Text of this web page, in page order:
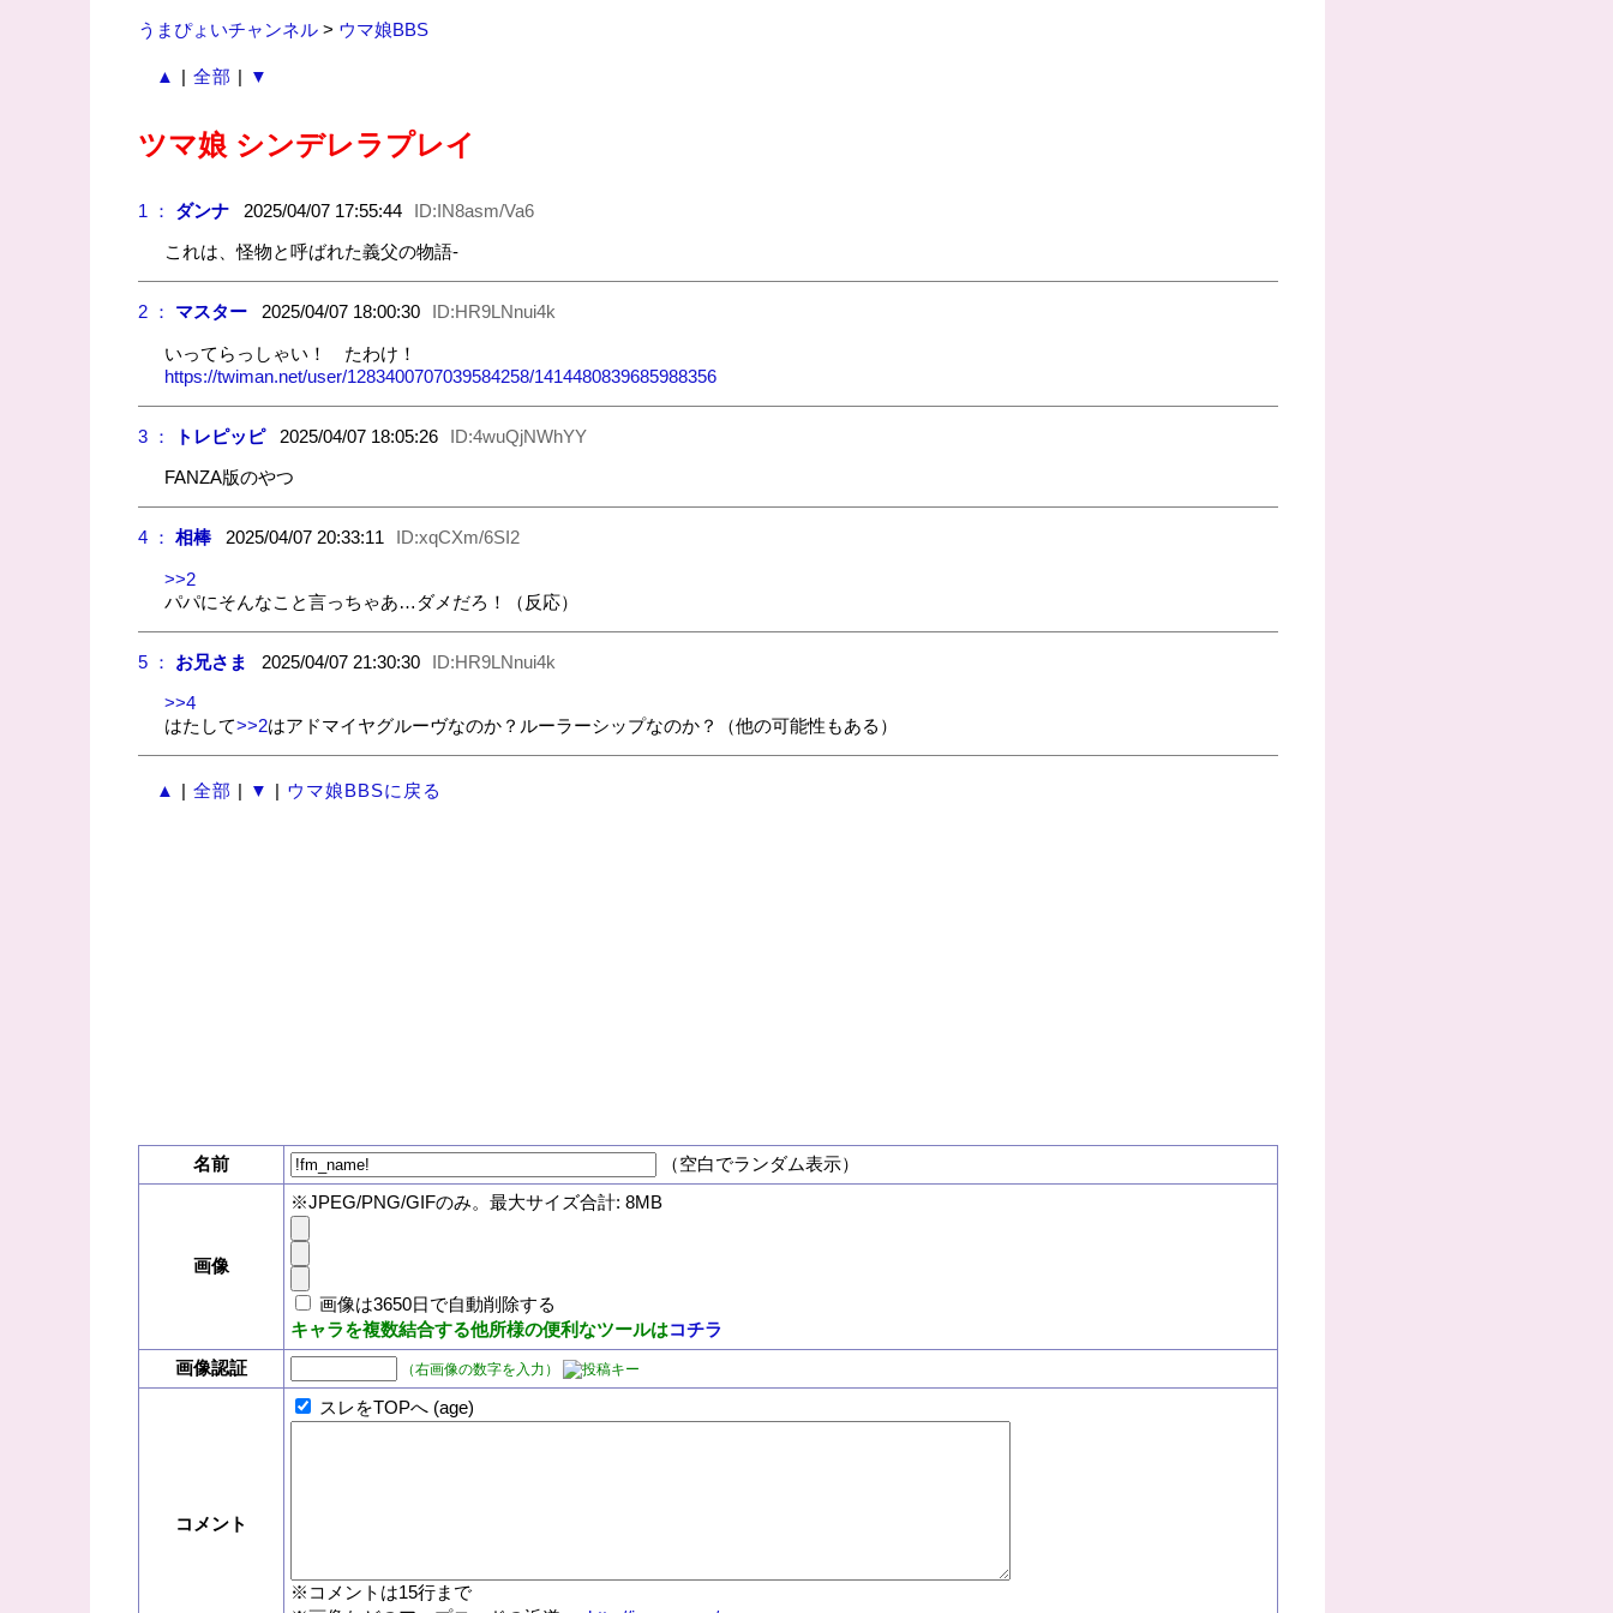
うまぴょいチャンネル> ウマ娘BBS
▲ | 全部 | ▼
ツマ娘 シンデレラプレイ
1 ： ダンナ2025/04/07 17:55:44 ID:IN8asm/Va6
これは、怪物と呼ばれた義父の物語‐
2 ： マスター2025/04/07 18:00:30 ID:HR9LNnui4k
いってらっしゃい！ たわけ！
https://twiman.net/user/1283400707039584258/1414480839685988356
3 ： トレピッピ2025/04/07 18:05:26 ID:4wuQjNWhYY
FANZA版のやつ
4 ： 相棒2025/04/07 20:33:11 ID:xqCXm/6SI2
>>2
パパにそんなこと言っちゃあ…ダメだろ！（反応）
5 ： お兄さま 2025/04/07 21:30:30 ID:HR9LNnui4k
>>4
はたして>>2はアドマイヤグルーヴなのか？ルーラーシップなのか？（他の可能性もある）
▲ | 全部 | ▼ | ウマ娘BBSに戻る
名前 （空白でランダム表示）
画像
※JPEG/PNG/GIFのみ。最大サイズ合計: 8MB
画像は3650日で自動削除する
キャラを複数結合する他所様の便利なツールはコチラ
画像認証
（右画像の数字を入力）
コメント
スレをTOPへ (age)
※コメントは15行まで